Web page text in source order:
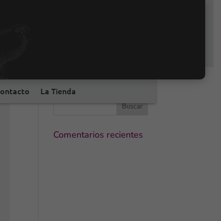
La Tienda
Comentarios recientes